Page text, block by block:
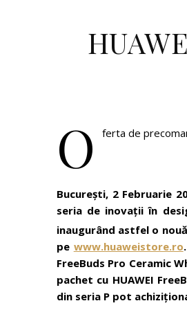
O ferta de
București, 2 Februarie
seria de inovații în
inaugurând astfel o
pe www.huaweistore.ro
FreeBuds Pro Ceramic
pachet cu HUAWEI
din seria P pot